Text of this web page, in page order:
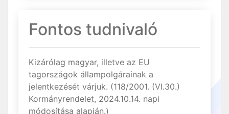
Fontos tudnivaló
Kizárólag magyar, illetve az EU
tagországok állampolgárainak a
jelentkezését várjuk. (118/2001. (VI.30.)
Kormányrendelet, 2024.10.14. napi
módosítása alapján.)